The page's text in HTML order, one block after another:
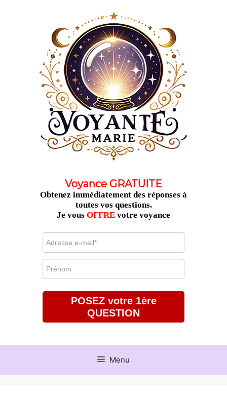
Voyance GRATUITE
Obtenez immédiatement des réponses à
toutes vos questions.
Je vousOFFRE votre voyance
POSEZ votre 1ère
QUESTION
Menu